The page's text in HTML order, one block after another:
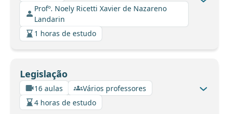
Profº. Noely Ricetti Xavier de Nazareno
Landarin
1 horas de estudo
Legislação
16 aulas
Vários professores
4 horas de estudo